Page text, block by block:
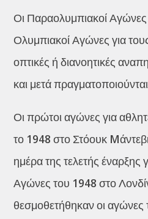
Οι Παραολυμπιακοί Αγώνες
Ολυμπιακοί Αγώνες για
οπτικές ή διανοητικές
και μετά
Οι πρώτοι αγώνες για
το 1948 στο Στόουκ
ημέρα της τελετής έναρξης
Αγώνες του 1948 στο
θεσμοθετήθηκαν οι αγώνες